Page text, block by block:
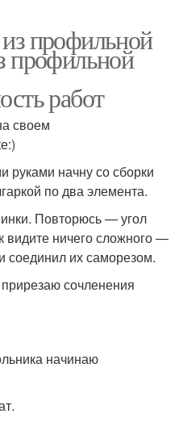
профильной
профильной
работ
своем
руками начну со сборки
по два элемента.
Повторюсь — угол
видите ничего сложного —
соединил их саморезом.
сочленения
начинаю